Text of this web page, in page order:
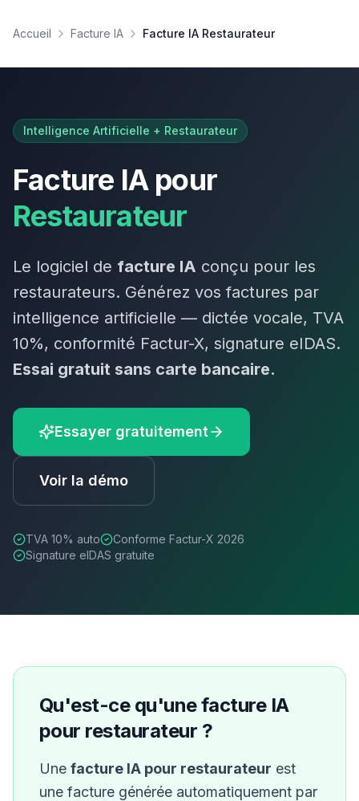
Accueil Facture IA Facture IA Restaurateur
Intelligence Artificielle + Restaurateur
Facture IA pour
Restaurateur
Le logiciel de facture IA conçu pour les
restaurateurs. Générez vos factures par
intelligence artificielle — dictée vocale, TVA
10%, conformité Factur-X, signature eIDAS.
Essai gratuit sans carte bancaire.
Essayer gratuitement
Voir la démo
TVA 10% auto
Conforme Factur-X 2026
Signature eIDAS gratuite
Qu'est-ce qu'une facture IA
pour restaurateur ?
Une facture IA pour restaurateur est
une facture générée automatiquement par